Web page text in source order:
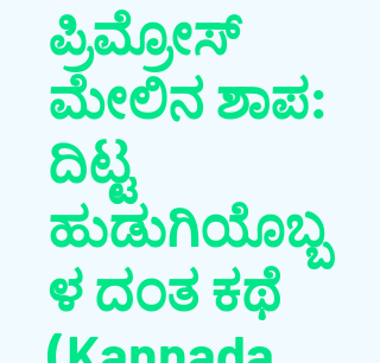
ಪ್ರಿಮ್ರೋಸ್
ಮೇಲಿನ ಶಾಪ:
ದಿಟ್ಟ
ಹುಡುಗಿಯೊಬ್ಬ
ಳ ದಂತ ಕಥೆ